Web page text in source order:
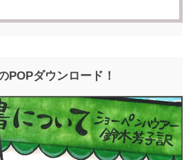
POPダウンロード！